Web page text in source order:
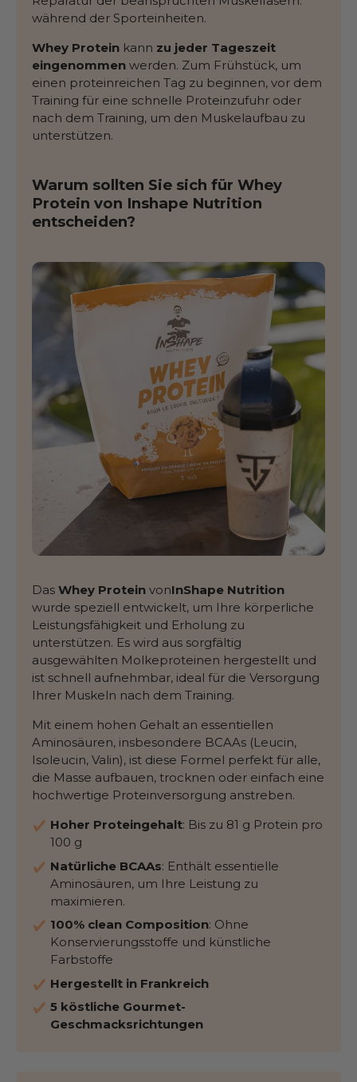
während der Sporteinheiten.
Whey Protein kann zu jeder Tageszeit
eingenommen werden. Zum Frühstück, um
einen proteinreichen Tag zu beginnen, vor dem
Training für eine schnelle Proteinzufuhr oder
nach dem Training, um den Muskelaufbau zu
unterstützen.
Warum sollten Sie sich für Whey
Protein von Inshape Nutrition
entscheiden?
Das Whey Protein vonInShape Nutrition
wurde speziell entwickelt, um Ihre körperliche
Leistungsfähigkeit und Erholung zu
unterstützen. Es wird aus sorgfältig
ausgewählten Molkeproteinen hergestellt und
ist schnell aufnehmbar, ideal für die Versorgung
Ihrer Muskeln nach dem Training.
Mit einem hohen Gehalt an essentiellen
Aminosäuren, insbesondere BCAAs (Leucin,
Isoleucin, Valin), ist diese Formel perfekt für alle,
die Masse aufbauen, trocknen oder einfach eine
hochwertige Proteinversorgung anstreben.
Hoher Proteingehalt: Bis zu 81 g Protein pro
100 g
Natürliche BCAAs: Enthält essentielle
Aminosäuren, um Ihre Leistung zu
maximieren.
100% clean Composition: Ohne
Konservierungsstoffe und künstliche
Farbstoffe
Hergestellt in Frankreich
5 köstliche Gourmet-
Geschmacksrichtungen